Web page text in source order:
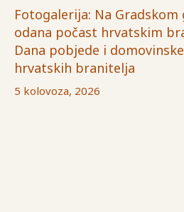
Fotogalerija: Na
odana počast hrvatskim
Dana pobjede i
hrvatskih branitelja
5 kolovoza, 2026